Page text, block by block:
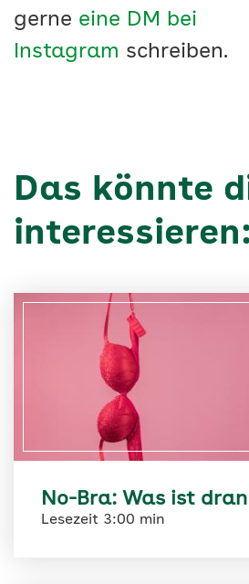
gerne eine DM bei
Instagram schreiben.
Das könnte
interessieren:
No-Bra: Was ist
Lesezeit 3:00 min